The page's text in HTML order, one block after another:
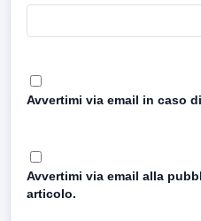
Avvertimi via email in caso
Avvertimi via email alla
articolo.